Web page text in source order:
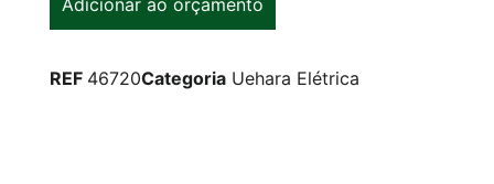
REF 46720Categoria Uehara Elétrica